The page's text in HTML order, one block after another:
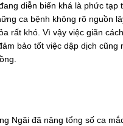
diễn biến khá là phức tạp
ca bệnh không rõ nguồn
rất khó. Vì vậy việc giãn
bảo tốt việc dập dịch cũng
Ngãi đã nâng tổng số ca